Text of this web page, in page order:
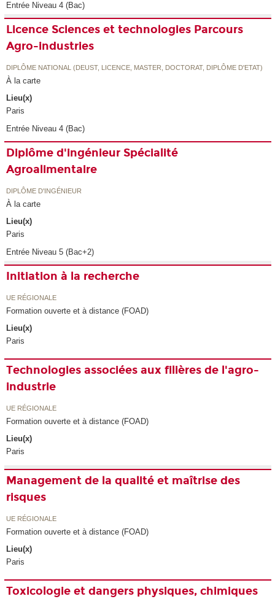
Entrée Niveau 4 (Bac)
Licence Sciences et technologies Parcours
Agro-industries
DIPLÔME NATIONAL (DEUST, LICENCE, MASTER, DOCTORAT, DIPLÔME D'ETAT)
À la carte
Lieu(x)
Paris
Entrée Niveau 4 (Bac)
Diplôme d'ingénieur Spécialité
Agroalimentaire
DIPLÔME D'INGÉNIEUR
À la carte
Lieu(x)
Paris
Entrée Niveau 5 (Bac+2)
Initiation à la recherche
UE RÉGIONALE
Formation ouverte et à distance (FOAD)
Lieu(x)
Paris
Technologies associées aux filières de l'agro-
industrie
UE RÉGIONALE
Formation ouverte et à distance (FOAD)
Lieu(x)
Paris
Management de la qualité et maîtrise des
risques
UE RÉGIONALE
Formation ouverte et à distance (FOAD)
Lieu(x)
Paris
Toxicologie et dangers physiques, chimiques